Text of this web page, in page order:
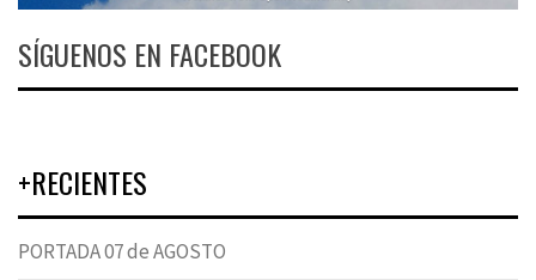
SÍGUENOS EN FACEBOOK
+RECIENTES
PORTADA 07 de AGOSTO